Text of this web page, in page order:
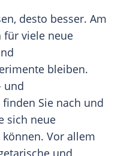
desto besser. Am
für viele neue
bleiben.
und
Sie nach und
sich neue
Vor allem
und